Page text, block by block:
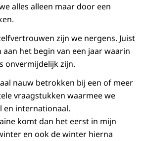
alles alleen maar door een
zijn we nergens. Juist
aan het begin van een jaar waarin
onvermijdelijk zijn.
nauw betrokken bij een of meer
vraagstukken waarmee we
en internationaal.
komt dan het eerst in mijn
en ook de winter hierna